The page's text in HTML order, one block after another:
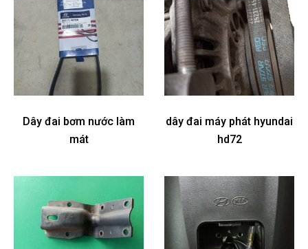
Dây đai bơm nước làm
mát
dây đai máy phát hyundai
hd72